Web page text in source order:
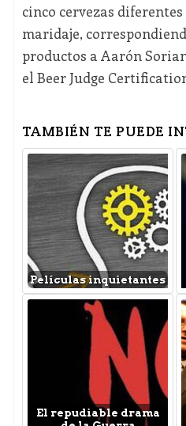
cinco cervezas
maridaje,
productos a Aarón
el Beer Judge
TAMBIÉN TE PUEDE
Películas inquietantes
El repudiable drama